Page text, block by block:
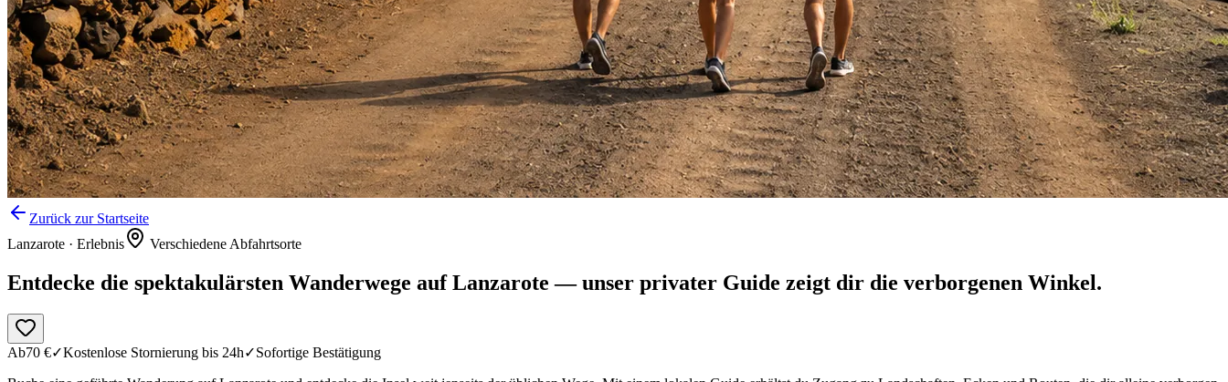
Zurück zur Startseite
Lanzarote · Erlebnis Verschiedene Abfahrtsorte
Entdecke die spektakulärsten Wanderwege auf Lanzarote — unser privater Guide zeigt dir die verborgenen Winkel.
Ab70 €✓Kostenlose Stornierung bis 24h✓Sofortige Bestätigung